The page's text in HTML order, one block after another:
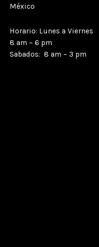
México
Horario: Lunes a Viernes
8 am – 6 pm
Sabados: 8 am – 3 pm